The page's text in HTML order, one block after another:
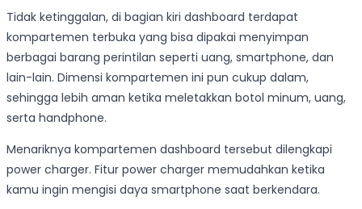
Tidak ketinggalan, di bagian kiri dashboard terdapat
kompartemen terbuka yang bisa dipakai menyimpan
berbagai barang perintilan seperti uang, smartphone, dan
lain-lain. Dimensi kompartemen ini pun cukup dalam,
sehingga lebih aman ketika meletakkan botol minum, uang,
serta handphone.
Menariknya kompartemen dashboard tersebut dilengkapi
power charger. Fitur power charger memudahkan ketika
kamu ingin mengisi daya smartphone saat berkendara.